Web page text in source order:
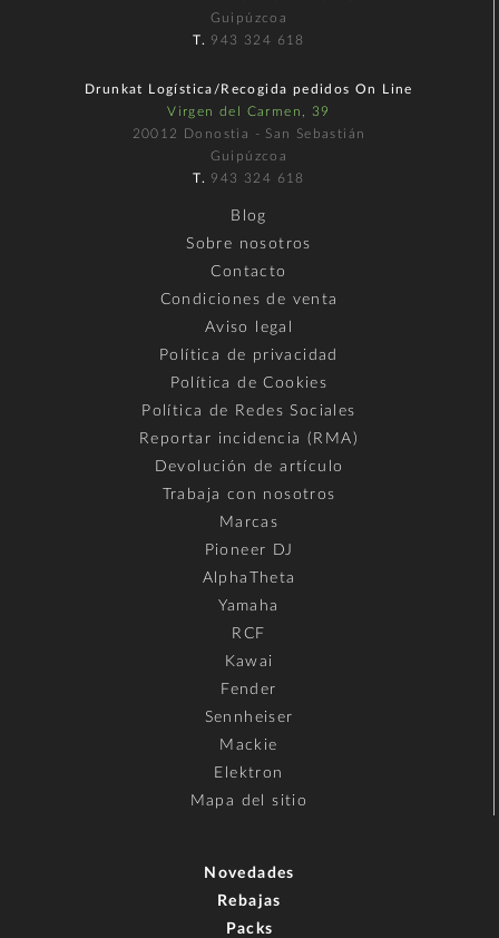
Guipúzcoa
T. 943 324 618
Drunkat Logística/Recogida pedidos On Line
Virgen del Carmen, 39
20012 Donostia - San Sebastián
Guipúzcoa
T. 943 324 618
Blog
Sobre nosotros
Contacto
Condiciones de venta
Aviso legal
Política de privacidad
Política de Cookies
Política de Redes Sociales
Reportar incidencia (RMA)
Devolución de artículo
Trabaja con nosotros
Marcas
Pioneer DJ
AlphaTheta
Yamaha
RCF
Kawai
Fender
Sennheiser
Mackie
Elektron
Mapa del sitio
Novedades
Rebajas
Packs